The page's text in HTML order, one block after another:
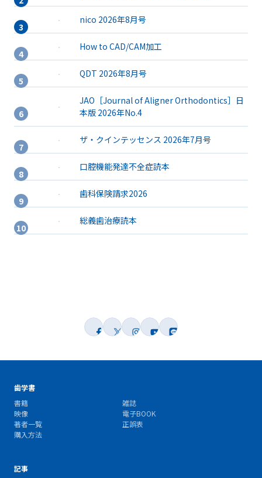
nico 2026年8月号
How to CAD/CAM加工
QDT 2026年8月号
JAO［Journal of Aligner Orthodontics］日
本版 2026年No.4
ザ・クインテッセンス 2026年7月号
口腔機能発達不全症読本
歯科保険請求2026
総義歯治療読本
歯学書
書籍
雑誌
映像
電子BOOK
著者一覧
正誤表
購入方法
記事